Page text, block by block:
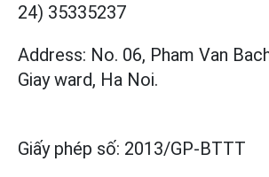
24) 35335237
Address: No. 06, Pham Van
Giay ward, Ha Noi.
Giấy phép số: 2013/GP-BTTT